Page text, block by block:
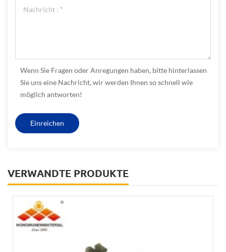
Wenn Sie Fragen oder Anregungen haben, bitte hinterlassen
Sie uns eine Nachricht, wir werden Ihnen so schnell wie
möglich antworten!
VERWANDTE PRODUKTE